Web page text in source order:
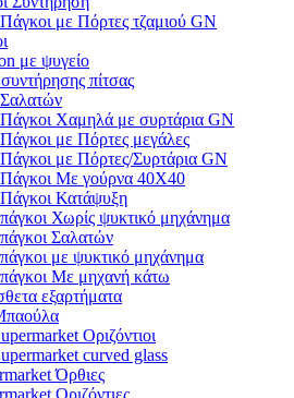
με Πόρτες τζαμιού GN
με ψυγείο
πίτσας
Χαμηλά με συρτάρια GN
με Πόρτες μεγάλες
με Πόρτες/Συρτάρια GN
Με γούρνα 40Χ40
Κατάψυξη
Χωρίς ψυκτικό μηχάνημα
Σαλατών
με ψυκτικό μηχάνημα
Με μηχανή κάτω
εξαρτήματα
Οριζόντιοι
curved glass
Όρθιες
Οριζόντιες